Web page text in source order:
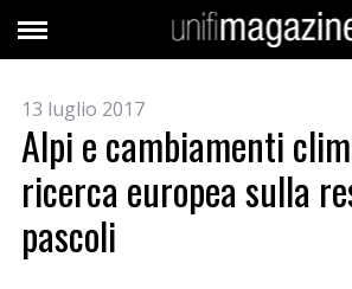
13 luglio 2017
Alpi e cambiamenti
ricerca europea sulla
pascoli